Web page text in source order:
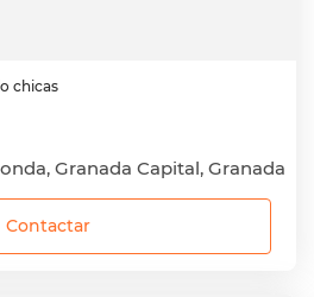
chicas
Granada Capital, Granada
Contactar